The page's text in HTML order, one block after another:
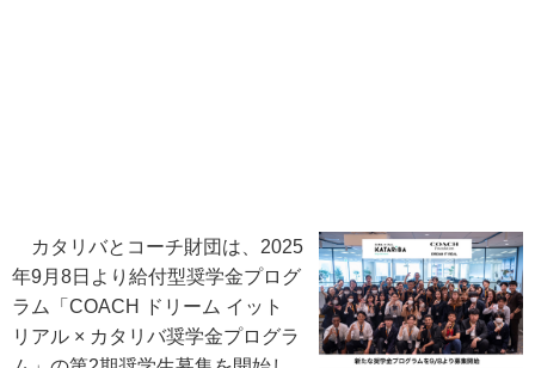
カタリバとコーチ財団は、2025
年9月8日より給付型奨学金プログ
ラム「COACH ドリーム イット
リアル × カタリバ奨学金プログラ